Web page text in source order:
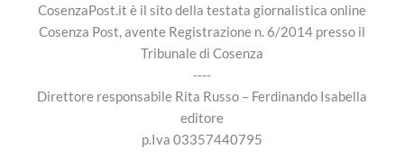
CosenzaPost.it è il sito della testata giornalistica online
Cosenza Post, avente Registrazione n. 6/2014 presso il
Tribunale di Cosenza
----
Direttore responsabile Rita Russo – Ferdinando Isabella
editore
p.Iva 03357440795